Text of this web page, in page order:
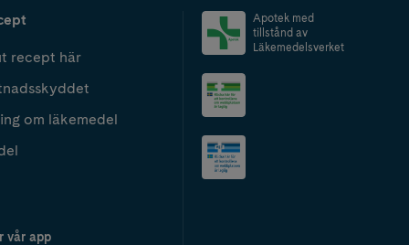
recept här
om läkemedel
vår app
Apotek med
tillstånd av
Läkemedelsverket